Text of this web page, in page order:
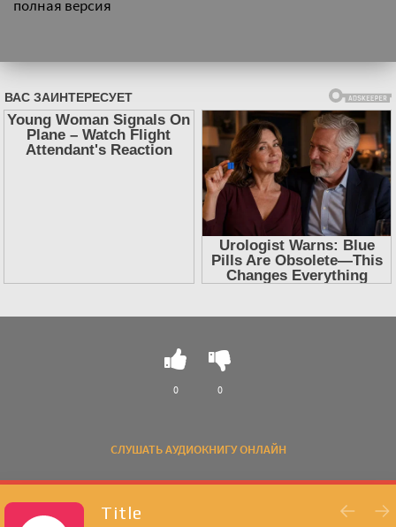
полная версия
СЛУШАТЬ АУДИОКНИГУ ОНЛАЙН
0 0
Title